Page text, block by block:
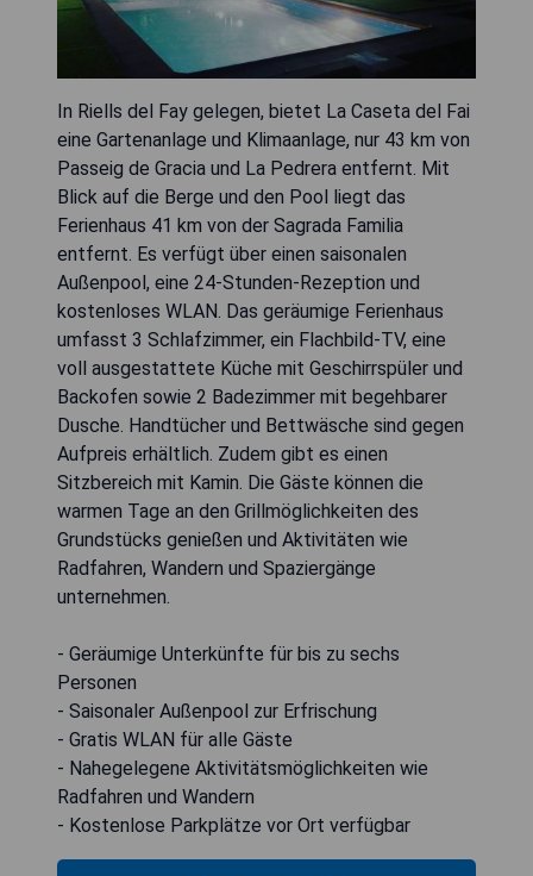
In Riells del Fay gelegen, bietet La Caseta del Fai
eine Gartenanlage und Klimaanlage, nur 43 km von
Passeig de Gracia und La Pedrera entfernt. Mit
Blick auf die Berge und den Pool liegt das
Ferienhaus 41 km von der Sagrada Familia
entfernt. Es verfügt über einen saisonalen
Außenpool, eine 24-Stunden-Rezeption und
kostenloses WLAN. Das geräumige Ferienhaus
umfasst 3 Schlafzimmer, ein Flachbild-TV, eine
voll ausgestattete Küche mit Geschirrspüler und
Backofen sowie 2 Badezimmer mit begehbarer
Dusche. Handtücher und Bettwäsche sind gegen
Aufpreis erhältlich. Zudem gibt es einen
Sitzbereich mit Kamin. Die Gäste können die
warmen Tage an den Grillmöglichkeiten des
Grundstücks genießen und Aktivitäten wie
Radfahren, Wandern und Spaziergänge
unternehmen.
- Geräumige Unterkünfte für bis zu sechs
Personen
- Saisonaler Außenpool zur Erfrischung
- Gratis WLAN für alle Gäste
- Nahegelegene Aktivitätsmöglichkeiten wie
Radfahren und Wandern
- Kostenlose Parkplätze vor Ort verfügbar